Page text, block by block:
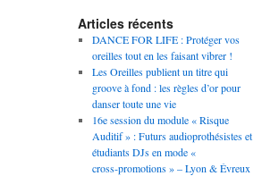
Articles récents
DANCE FOR LIFE : Protéger vos
oreilles tout en les faisant vibrer !
Les Oreilles publient un titre qui
groove à fond : les règles d’or pour
danser toute une vie
16e session du module « Risque
Auditif » : Futurs audioprothésistes et
étudiants DJs en mode «
cross‑promotions » – Lyon & Évreux